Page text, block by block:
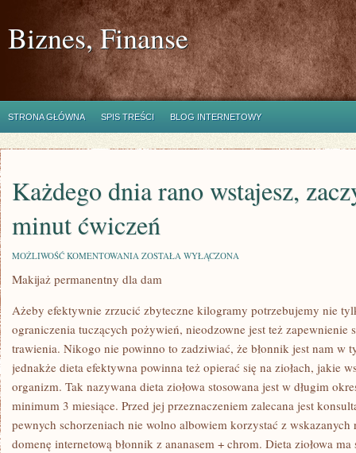
Biznes, Finanse
STRONA GŁÓWNA SPIS TREŚCI BLOG INTERNETOWY
Każdego dnia rano wstajesz,
minut ćwiczeń
MOŻLIWOŚĆ KOMENTOWANIA KAŻDEGO
RANO
OD
KILKU
MINUT
ĆWICZEŃ
ZOSTAŁA WYŁĄCZONA
Makijaż permanentny dla dam
Ażeby efektywnie zrzucić zbyteczne kilogramy potrzebujemy nie
ograniczenia tuczących pożywień, nieodzowne jest też zapewnienie
trawienia. Nikogo nie powinno to zadziwiać, że błonnik jest nam w
jednakże dieta efektywna powinna też opierać się na ziołach, jakie
organizm. Tak nazywana dieta ziołowa stosowana jest w długim
minimum 3 miesiące. Przed jej przeznaczeniem zalecana jest
pewnych schorzeniach nie wolno albowiem korzystać z
domenę internetową błonnik z ananasem + chrom. Dieta ziołowa ma